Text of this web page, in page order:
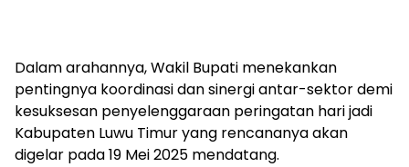
Dalam arahannya, Wakil Bupati menekankan
pentingnya koordinasi dan sinergi antar-sektor demi
kesuksesan penyelenggaraan peringatan hari jadi
Kabupaten Luwu Timur yang rencananya akan
digelar pada 19 Mei 2025 mendatang.